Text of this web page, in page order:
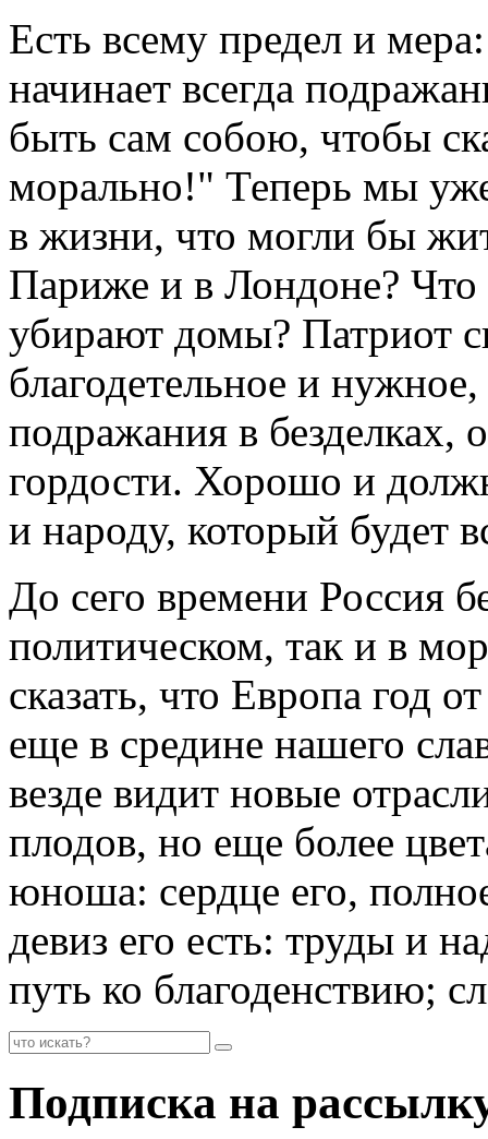
Есть всему предел и
начинает всегда
быть сам собою, чтобы
морально!" Теперь мы
в жизни, что могли бы
Париже и в Лондоне? Что
убирают домы? Патриот
благодетельное и
подражания в безделках,
гордости. Хорошо и
и народу, который будет
До сего времени Россия
политическом, так и в
сказать, что Европа год
еще в средине нашего
везде видит новые
плодов, но еще более
юноша: сердце его,
девиз его есть: труды и
путь ко благоденствию;
Подписка на